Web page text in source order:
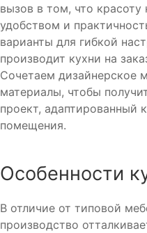
вызов в том, что
удобством и
варианты для гибкой
производит кухни на
Сочетаем дизайнерское
материалы, чтобы
проект, адаптированный
помещения.
Особенности
В отличие от типовой
производство